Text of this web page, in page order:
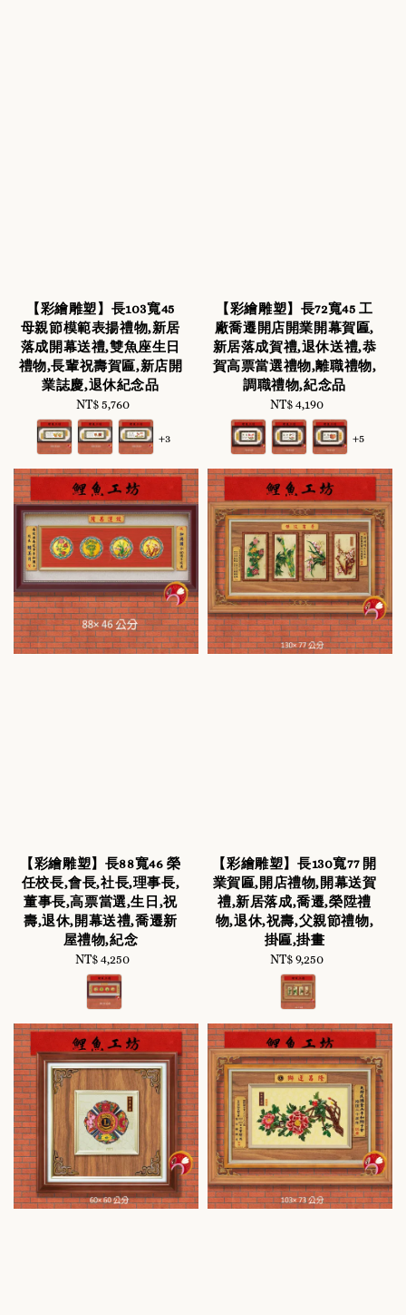
【彩繪雕塑】長103寬45
母親節模範表揚禮物,新居
落成開幕送禮,雙魚座生日
禮物,長輩祝壽賀匾,新店開
業誌慶,退休紀念品
Regular
price
NT$ 5,760
+3
【彩繪雕塑】長72寬45 工
廠喬遷開店開業開幕賀匾,
新居落成賀禮,退休送禮,恭
賀高票當選禮物,離職禮物,
調職禮物,紀念品
Regular
price
NT$ 4,190
+5
【彩繪雕塑】長88寬46 榮
任校長,會長,社長,理事長,
董事長,高票當選,生日,祝
壽,退休,開幕送禮,喬遷新
屋禮物,紀念
Regular
price
NT$ 4,250
【彩繪雕塑】長130寬77 開
業賀匾,開店禮物,開幕送賀
禮,新居落成,喬遷,榮陞禮
物,退休,祝壽,父親節禮物,
掛匾,掛畫
Regular
price
NT$ 9,250